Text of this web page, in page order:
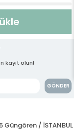
kayıt olun!
GÖNDER
Güngören / İSTANBUL